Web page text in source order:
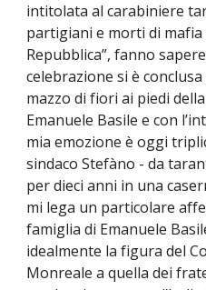
intitolata al carabiniere
partigiani e morti di
Repubblica”, fanno
celebrazione si è
mazzo di fiori ai piedi
Emanuele Basile e con
mia emozione è oggi
sindaco Stefàno - da
per dieci anni in una
mi lega un particolare
famiglia di Emanuele
idealmente la figura del
Monreale a quella dei